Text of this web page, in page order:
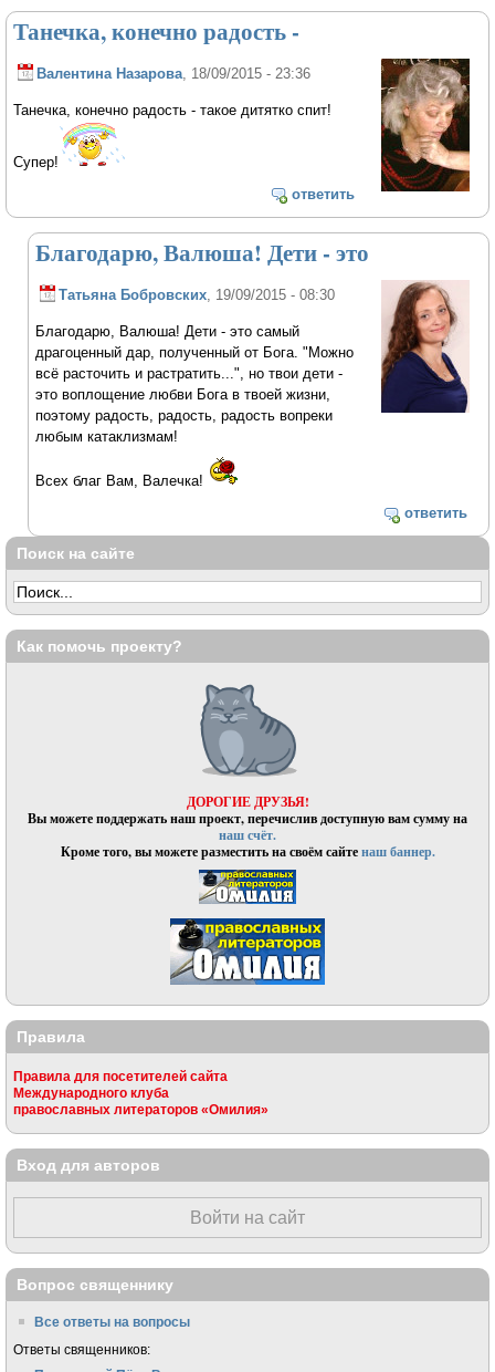
Танечка, конечно радость -
Валентина Назарова, 18/09/2015 - 23:36
Танечка, конечно радость - такое дитятко спит!
Супер!
ответить
Благодарю, Валюша! Дети - это
Татьяна Бобровских , 19/09/2015 - 08:30
Благодарю, Валюша! Дети - это самый
драгоценный дар, полученный от Бога. "Можно
всё расточить и растратить...", но твои дети -
это воплощение любви Бога в твоей жизни,
поэтому радость, радость, радость вопреки
любым катаклизмам!
Всех благ Вам, Валечка!
ответить
Поиск на сайте
Как помочь проекту?
ДОРОГИЕ ДРУЗЬЯ!
Вы можете поддержать наш проект, перечислив доступную вам сумму на
наш счёт.
Кроме того, вы можете разместить на своём сайтенаш баннер.
Правила
Правила для посетителей сайта
Международного клуба
православных литераторов «Омилия»
Вход для авторов
Войти на сайт
Вопрос священнику
Все ответы на вопросы
Ответы священников: